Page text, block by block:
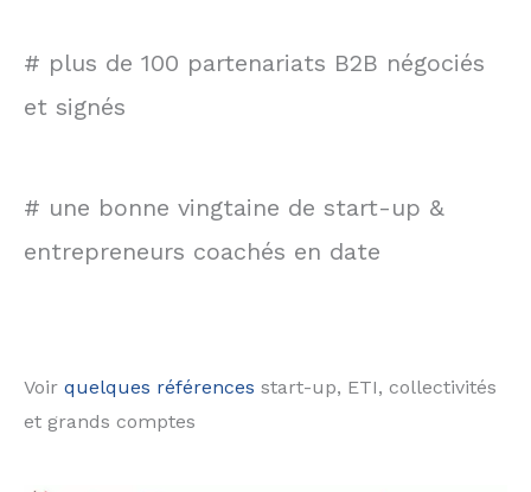
# plus de 100 partenariats B2B négociés
et signés
# une bonne vingtaine de start-up &
entrepreneurs coachés en date
Voir quelques références start-up, ETI, collectivités
et grands comptes